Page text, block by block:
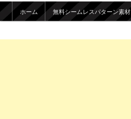
メインメニュー
メインコンテンツへ移動
サブコンテンツへ移動
ホーム 無料シームレスパターン素材